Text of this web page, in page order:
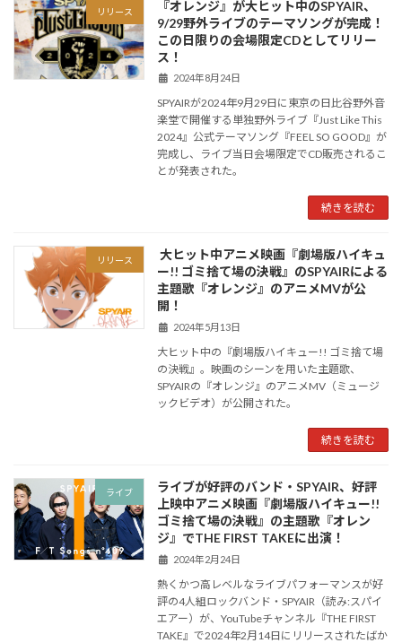
リリース
『オレンジ』が大ヒット中のSPYAIR、
9/29野外ライブのテーマソングが完成！
この日限りの会場限定CDとしてリリー
ス！
2024年8月24日
SPYAIRが2024年9月29日に東京の日比谷野外音
楽堂で開催する単独野外ライブ『Just Like This
2024』公式テーマソング『FEEL SO GOOD』が
完成し、ライブ当日会場限定でCD販売されるこ
とが発表された。
続きを読む
リリース
大ヒット中アニメ映画『劇場版ハイキュ
ー!! ゴミ捨て場の決戦』のSPYAIRによる
主題歌『オレンジ』のアニメMVが公
開！
2024年5月13日
大ヒット中の『劇場版ハイキュー!! ゴミ捨て場
の決戦』。映画のシーンを用いた主題歌、
SPYAIRの『オレンジ』のアニメMV（ミュージ
ックビデオ）が公開された。
続きを読む
ライブ
ライブが好評のバンド・SPYAIR、好評
上映中アニメ映画『劇場版ハイキュー!!
ゴミ捨て場の決戦』の主題歌『オレン
ジ』でTHE FIRST TAKEに出演！
2024年2月24日
熱くかつ高レベルなライブパフォーマンスが好
評の4人組ロックバンド・SPYAIR（読み:スパイ
エアー）が、YouTubeチャンネル『THE FIRST
TAKE』で2024年2月14日にリリースされたばか